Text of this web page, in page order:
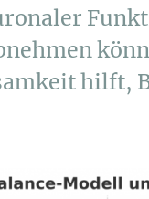
hilft,